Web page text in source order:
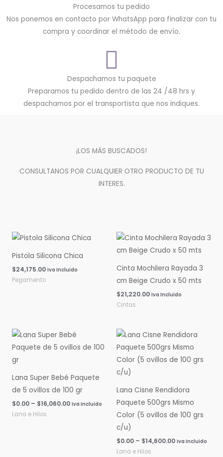
Procesamos tu pedido
Nos ponemos en contacto por WhatsApp para finalizar con tu
compra y coordinar el método de envío.
Despachamos tu paquete
Preparamos tu pedido dentro de las 24 /48 hrs y
despachamos por el transportista que nos indiques.
¡LOS MÁS BUSCADOS!
CONSULTANOS POR CUALQUIER OTRO PRODUCTO DE TU
INTERES.
Pistola Silicona Chica
$24,175.00 Iva Incluido
Pegamento
Cinta Mochilera Rayada 3
cm Beige Crudo x 50 mts
$21,220.00 Iva Incluido
Cintas
Lana Super Bebé Paquete
de 5 ovillos de 100 gr
$0.00 – $16,060.00
Rango
de
precios:
$16,060.00
Iva Incluido
Lana e Hilos
Lana Cisne Rendidora
Paquete 500grs Mismo
Color (5 ovillos de 100 grs
c/u)
$0.00 – $14,600.00
Rango
de
precios:
desde
$0.00
Iva Incluido
Lana e Hilos